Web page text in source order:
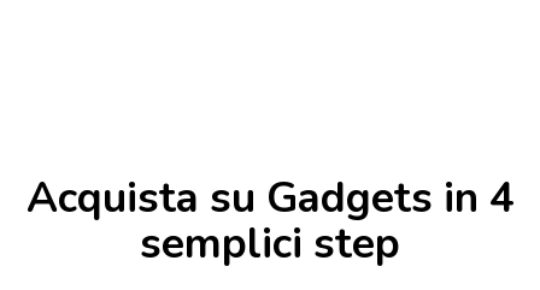
Acquista su Gadgets in 4
semplici step